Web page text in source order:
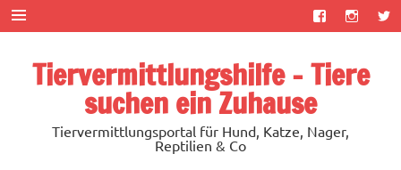
Zum
Inhalt
springen
Tiervermittlungshilfe – Tiere
suchen ein Zuhause
Tiervermittlungsportal für Hund, Katze, Nager,
Reptilien & Co